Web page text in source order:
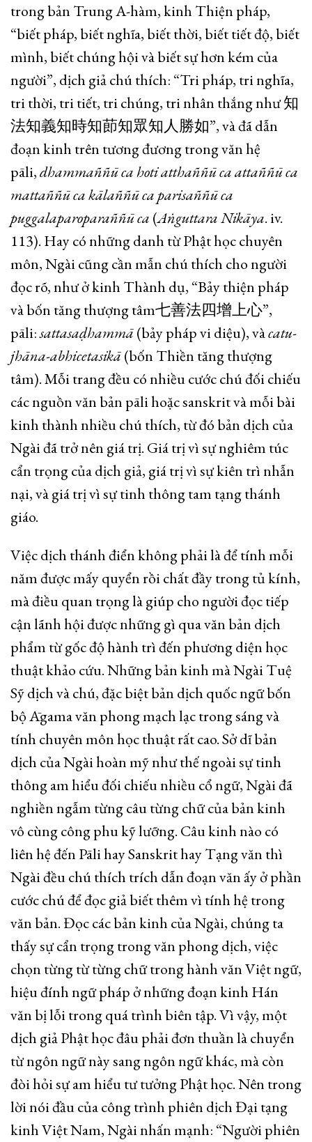
trong bản Trung A-hàm, kinh Thiện pháp,
“biết pháp, biết nghĩa, biết thời, biết tiết độ, biết
mình, biết chúng hội và biết sự hơn kém của
người”, dịch giả chú thích: “Tri pháp, tri nghĩa,
tri thời, tri tiết, tri chúng, tri nhân thắng như 知
法知義知時知莭知眾知人勝如”, và đã dẫn
đoạn kinh trên tương đương trong văn hệ
pāli,dhammaññū ca hoti atthaññū ca attaññū ca
mattaññū ca kālaññū ca parisaññū ca
puggalaparoparaññū ca (Aṅguttara Nikāya. iv.
113). Hay có những danh từ Phật học chuyên
môn, Ngài cũng cần mẫn chú thích cho người
đọc rõ, như ở kinh Thành dụ, “Bảy thiện pháp
và bốn tăng thượng tâm七善法四增上心”,
pāli:sattasaḍhammā(bảy pháp vi diệu), vàcatu-
jhāna-abhicetasikā(bốn Thiền tăng thượng
tâm). Mỗi trang đều có nhiều cước chú đối chiếu
các nguồn văn bản pāli hoặc sanskrit và mỗi bài
kinh thành nhiều chú thích, từ đó bản dịch của
Ngài đã trở nên giá trị. Giá trị vì sự nghiêm túc
cẩn trọng của dịch giả, giá trị vì sự kiên trì nhẫn
nại, và giá trị vì sự tinh thông tam tạng thánh
giáo.
Việc dịch thánh điển không phải là để tính mỗi
năm được mấy quyển rồi chất đầy trong tủ kính,
mà điều quan trọng là giúp cho người đọc tiếp
cận lãnh hội được những gì qua văn bản dịch
phẩm từ gốc độ hành trì đến phương diện học
thuật khảo cứu. Những bản kinh mà Ngài Tuệ
Sỹ dịch và chú, đặc biệt bản dịch quốc ngữ bốn
bộ Āgama văn phong mạch lạc trong sáng và
tính chuyên môn học thuật rất cao. Sở dĩ bản
dịch của Ngài hoàn mỹ như thế ngoài sự tinh
thông am hiểu đối chiếu nhiều cổ ngữ, Ngài đã
nghiền ngẫm từng câu từng chữ của bản kinh
vô cùng công phu kỹ lưỡng. Câu kinh nào có
liên hệ đến Pāli hay Sanskrit hay Tạng văn thì
Ngài đều chú thích trích dẫn đoạn văn ấy ở phần
cước chú để đọc giả biết thêm vì tính hệ trong
văn bản. Đọc các bản kinh của Ngài, chúng ta
thấy sự cẩn trọng trong văn phong dịch, việc
chọn từng từ từng chữ trong hành văn Việt ngữ,
hiệu đính ngữ pháp ở những đoạn kinh Hán
văn bị lỗi trong quá trình biên tập. Vì vậy, một
dịch giả Phật học đâu phải đơn thuần là chuyển
từ ngôn ngữ này sang ngôn ngữ khác, mà còn
đòi hỏi sự am hiểu tư tưởng Phật học. Nên trong
lời nói đầu của công trình phiên dịch Đại tạng
kinh Việt Nam, Ngài nhấn mạnh: “Người phiên